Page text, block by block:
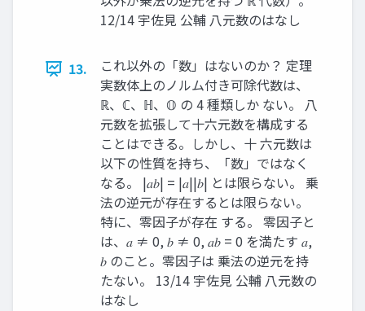
12/14 宇佐見 公輔 八元数のはなし
13.
これ以外の「数」はないのか？ 定理
実数体上のノルム付き可除代数は、
ℝ、ℂ、ℍ、𝕆 の 4 種類しか ない。 八
元数を拡張して十六元数を構成する
ことはできる。しかし、十 六元数は
以下の性質を持ち、「数」ではなく
なる。 |𝑎𝑏| = |𝑎||𝑏| とは限らない。 乗
法の逆元が存在するとは限らない。
特に、零因子が存在 する。 零因子と
は、𝑎 ≠ 0, 𝑏 ≠ 0, 𝑎𝑏 = 0 を満たす 𝑎,
𝑏 のこと。零因子は 乗法の逆元を持
たない。 13/14 宇佐見 公輔 八元数の
はなし